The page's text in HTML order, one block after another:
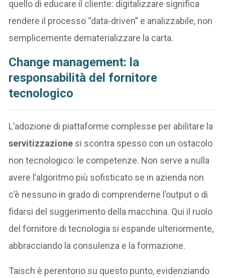
quello di educare il cliente: digitalizzare significa
rendere il processo “data-driven” e analizzabile, non
semplicemente dematerializzare la carta.
Change management: la
responsabilità del fornitore
tecnologico
L’adozione di piattaforme complesse per abilitare la
servitizzazione si scontra spesso con un ostacolo
non tecnologico: le competenze. Non serve a nulla
avere l’algoritmo più sofisticato se in azienda non
c’è nessuno in grado di comprenderne l’output o di
fidarsi del suggerimento della macchina. Qui il ruolo
del fornitore di tecnologia si espande ulteriormente,
abbracciando la consulenza e la formazione.
Taisch è perentorio su questo punto, evidenziando